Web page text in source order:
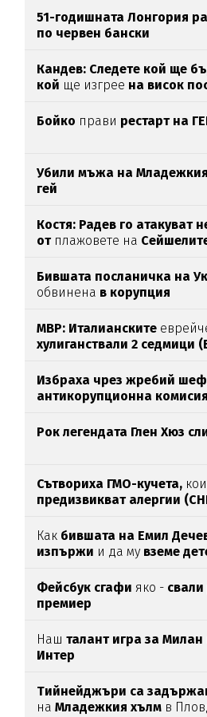
51-годишната Лонгория
по червен бански
Кандев: Следете кой ще
кой ще изгрее на висок
Бойко прави рестарт на
Убили мъжа на
гей
Костя: Радев го атакуват
отплажовете на
Бившата посланичка на
обвинена в корупция
МВР: Италианските
хулиганствали 2 седмици
Избраха чрез жребий
антикорупционна комисия
Рок легендата Глен Хюз
Сътвориха ГМО-кучета,
предизвикват алергии
Как бившата на Емил
изпържи и да му вземе
Фейсбук сгафи яко -
премиер
Нашталант игра за Милан
Интер
Тийнейджъри са
наМладежкия хълм в